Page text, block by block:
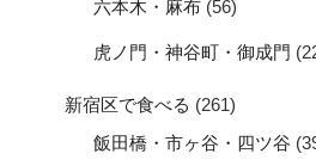
六本木・麻布 (56)
虎ノ門・神谷町・御成門
新宿区で食べる (261)
飯田橋・市ヶ谷・四ツ谷